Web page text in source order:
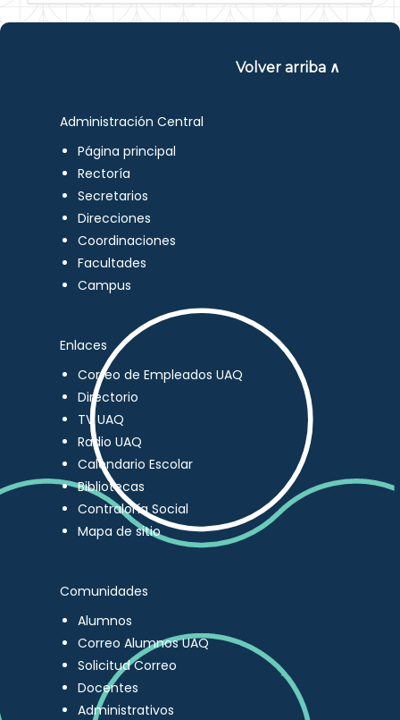
Volver arriba ∧
Administración Central
Página principal
Rectoría
Secretarios
Direcciones
Coordinaciones
Facultades
Campus
Enlaces
Correo de Empleados UAQ
Directorio
TV UAQ
Radio UAQ
Calendario Escolar
Bibliotecas
Contraloría Social
Mapa de sitio
Comunidades
Alumnos
Correo Alumnos UAQ
Solicitud Correo
Docentes
Administrativos